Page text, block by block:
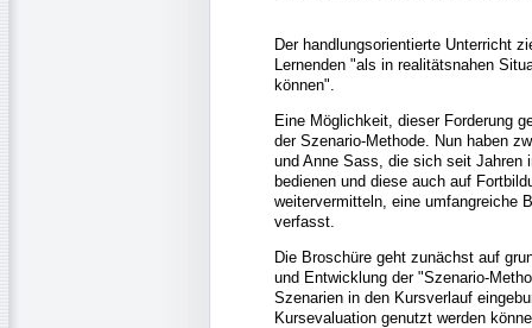
Der handlungsorientierte Unterricht
Lernenden "als in realitätsnahen
können".
Eine Möglichkeit, dieser Forderung
der Szenario-Methode. Nun haben
und Anne Sass, die sich seit Jahren
bedienen und diese auch auf
weitervermitteln, eine umfangreiche
verfasst.
Die Broschüre geht zunächst auf
und Entwicklung der "Szenario-
Szenarien in den Kursverlauf
Kursevaluation genutzt werden